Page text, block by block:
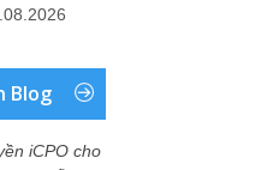
Blog
iCPO cho